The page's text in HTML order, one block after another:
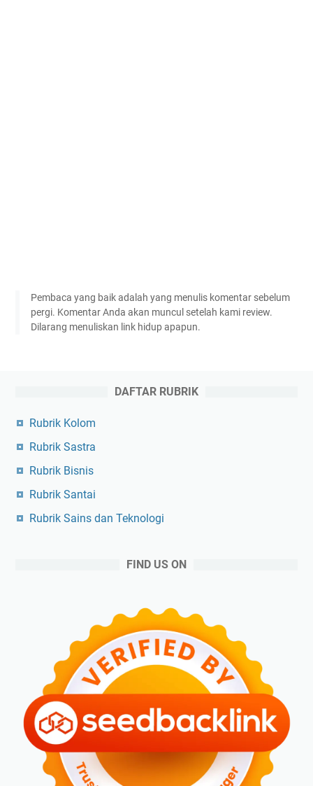
Pembaca yang baik adalah yang menulis komentar sebelum
pergi. Komentar Anda akan muncul setelah kami review.
Dilarang menuliskan link hidup apapun.
DAFTAR RUBRIK
Rubrik Kolom
Rubrik Sastra
Rubrik Bisnis
Rubrik Santai
Rubrik Sains dan Teknologi
FIND US ON